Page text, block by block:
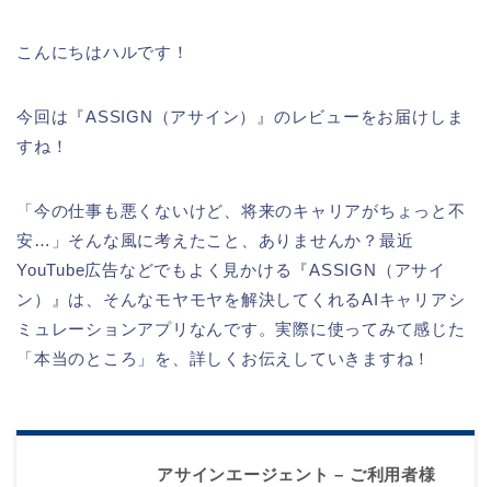
こんにちはハルです！
今回は『ASSIGN（アサイン）』のレビューをお届けしま
すね！
「今の仕事も悪くないけど、将来のキャリアがちょっと不
安…」そんな風に考えたこと、ありませんか？最近
YouTube広告などでもよく見かける『ASSIGN（アサイ
ン）』は、そんなモヤモヤを解決してくれるAIキャリアシ
ミュレーションアプリなんです。実際に使ってみて感じた
「本当のところ」を、詳しくお伝えしていきますね！
アサインエージェント – ご利用者様